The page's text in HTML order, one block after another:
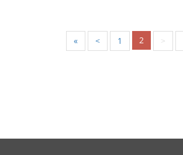
« < 1 2 >